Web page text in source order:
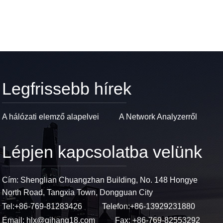
Legfrissebb hírek
A hálózati elemző alapelvei A Network Analyzerről
Lépjen kapcsolatba velünk
Cím: Shenglian Chuangzhan Building, No. 148 Hongye
North Road, Tangxia Town, Dongguan City
Tel:+86-769-81283426 Telefon:+86-13929231880
Email: hlx@qihang18.com Fax: +86-769-82553292